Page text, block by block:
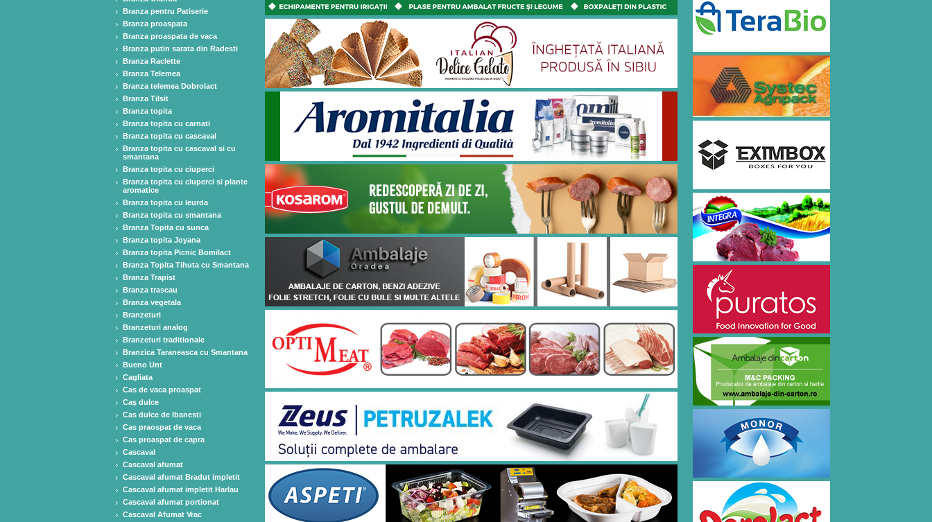
Branza pentru Patiserie
Branza proaspata
Branza proaspata de vaca
Branza putin sarata din Radesti
Branza Raclette
Branza Telemea
Branza telemea Dobrolact
Branza Tilsit
Branza topita
Branza topita cu carnati
Branza topita cu cascaval
Branza topita cu cascaval si cu
smantana
Branza topita cu ciuperci
Branza topita cu ciuperci si plante
aromatice
Branza topita cu leurda
Branza topita cu smantana
Branza Topita cu sunca
Branza topita Joyana
Branza topita Picnic Bomilact
Branza Topita Tihuta cu Smantana
Branza Trapist
Branza trascau
Branza vegetala
Branzeturi
Branzeturi analog
Branzeturi traditionale
Branzica Taraneasca cu Smantana
Bueno Unt
Cagliata
Cas de vaca proaspat
Caş dulce
Cas dulce de Ibanesti
Cas praospat de vaca
Cas proaspat de capra
Cascaval
Cascaval afumat
Cascaval afumat Bradut impletit
Cascaval afumat impletit Harlau
Cascaval afumat portionat
Cascaval Afumat Vrac